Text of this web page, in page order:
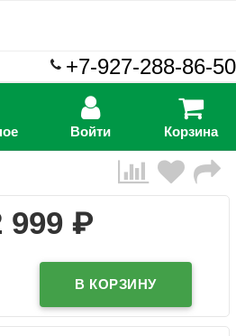
+7-927-288-86-50
Войти Корзина
999 ₽